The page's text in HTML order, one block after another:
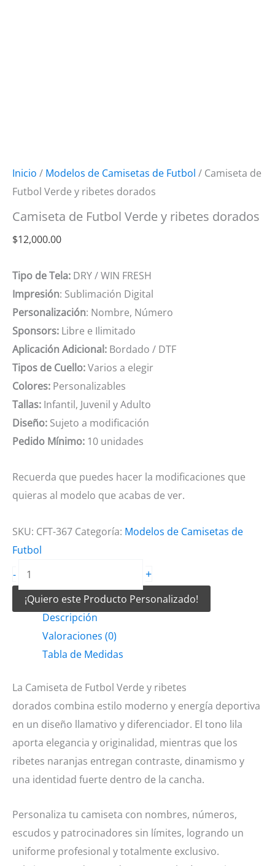
Inicio / Modelos de Camisetas de Futbol / Camiseta de
Futbol Verde y ribetes dorados
Camiseta de Futbol Verde y ribetes dorados
$12,000.00
Tipo de Tela: DRY / WIN FRESH
Impresión: Sublimación Digital
Personalización: Nombre, Número
Sponsors: Libre e Ilimitado
Aplicación Adicional: Bordado / DTF
Tipos de Cuello:Varios a elegir
Colores: Personalizables
Tallas: Infantil, Juvenil y Adulto
Diseño: Sujeto a modificación
Pedido Mínimo: 10 unidades
Recuerda que puedes hacer la modificaciones que
quieras al modelo que acabas de ver.
SKU: CFT-367 Categoría: Modelos de Camisetas de
Futbol
-
Camiseta
de
Futbol
Verde
ribetes
+
¡Quiero este Producto Personalizado!
Descripción
Valoraciones (0)
Tabla de Medidas
La Camiseta de Futbol Verde y ribetes
dorados combina estilo moderno y energía deportiva
en un diseño llamativo y diferenciador. El tono lila
aporta elegancia y originalidad, mientras que los
ribetes naranjas entregan contraste, dinamismo y
una identidad fuerte dentro de la cancha.
Personaliza tu camiseta con nombres, números,
escudos y patrocinadores sin límites, logrando un
uniforme profesional y totalmente exclusivo.